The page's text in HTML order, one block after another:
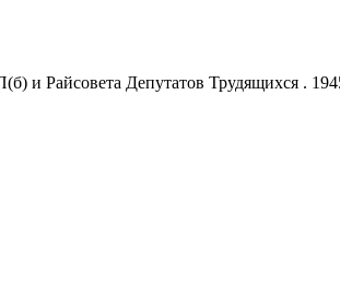
и Райсовета Депутатов Трудящихся .